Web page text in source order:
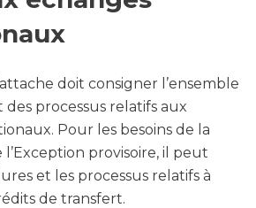
doit consigner l’ensemble
processus relatifs aux
Pour les besoins de la
provisoire, il peut
et les processus relatifs à
de transfert.